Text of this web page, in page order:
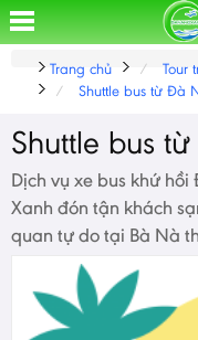
Trang chủ Tour
Shuttle bus từ Đà
Shuttle bus
Dịch vụ xe bus khứ
Xanh đón tận khách
quan tự do tại Bà Nà